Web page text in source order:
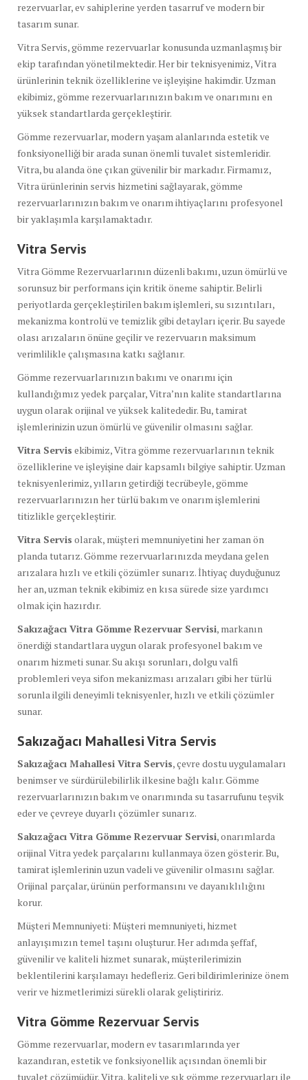
rezervuarlar, ev sahiplerine yerden tasarruf ve modern bir
tasarım sunar.
Vitra Servis, gömme rezervuarlar konusunda uzmanlaşmış bir
ekip tarafından yönetilmektedir. Her bir teknisyenimiz, Vitra
ürünlerinin teknik özelliklerine ve işleyişine hakimdir. Uzman
ekibimiz, gömme rezervuarlarınızın bakım ve onarımını en
yüksek standartlarda gerçekleştirir.
Gömme rezervuarlar, modern yaşam alanlarında estetik ve
fonksiyonelliği bir arada sunan önemli tuvalet sistemleridir.
Vitra, bu alanda öne çıkan güvenilir bir markadır. Firmamız,
Vitra ürünlerinin servis hizmetini sağlayarak, gömme
rezervuarlarınızın bakım ve onarım ihtiyaçlarını profesyonel
bir yaklaşımla karşılamaktadır.
Vitra Servis
Vitra Gömme Rezervuarlarının düzenli bakımı, uzun ömürlü ve
sorunsuz bir performans için kritik öneme sahiptir. Belirli
periyotlarda gerçekleştirilen bakım işlemleri, su sızıntıları,
mekanizma kontrolü ve temizlik gibi detayları içerir. Bu sayede
olası arızaların önüne geçilir ve rezervuarın maksimum
verimlilikle çalışmasına katkı sağlanır.
Gömme rezervuarlarınızın bakımı ve onarımı için
kullandığımız yedek parçalar, Vitra’nın kalite standartlarına
uygun olarak orijinal ve yüksek kalitededir. Bu, tamirat
işlemlerinizin uzun ömürlü ve güvenilir olmasını sağlar.
Vitra Servis ekibimiz, Vitra gömme rezervuarlarının teknik
özelliklerine ve işleyişine dair kapsamlı bilgiye sahiptir. Uzman
teknisyenlerimiz, yılların getirdiği tecrübeyle, gömme
rezervuarlarınızın her türlü bakım ve onarım işlemlerini
titizlikle gerçekleştirir.
Vitra Servis olarak, müşteri memnuniyetini her zaman ön
planda tutarız. Gömme rezervuarlarınızda meydana gelen
arızalara hızlı ve etkili çözümler sunarız. İhtiyaç duyduğunuz
her an, uzman teknik ekibimiz en kısa sürede size yardımcı
olmak için hazırdır.
Sakızağacı Vitra Gömme Rezervuar Servisi, markanın
önerdiği standartlara uygun olarak profesyonel bakım ve
onarım hizmeti sunar. Su akışı sorunları, dolgu valfi
problemleri veya sifon mekanizması arızaları gibi her türlü
sorunla ilgili deneyimli teknisyenler, hızlı ve etkili çözümler
sunar.
Sakızağacı Mahallesi Vitra Servis
Sakızağacı Mahallesi Vitra Servis, çevre dostu uygulamaları
benimser ve sürdürülebilirlik ilkesine bağlı kalır. Gömme
rezervuarlarınızın bakım ve onarımında su tasarrufunu teşvik
eder ve çevreye duyarlı çözümler sunarız.
Sakızağacı Vitra Gömme Rezervuar Servisi, onarımlarda
orijinal Vitra yedek parçalarını kullanmaya özen gösterir. Bu,
tamirat işlemlerinin uzun vadeli ve güvenilir olmasını sağlar.
Orijinal parçalar, ürünün performansını ve dayanıklılığını
korur.
Müşteri Memnuniyeti: Müşteri memnuniyeti, hizmet
anlayışımızın temel taşını oluşturur. Her adımda şeffaf,
güvenilir ve kaliteli hizmet sunarak, müşterilerimizin
beklentilerini karşılamayı hedefleriz. Geri bildirimlerinize önem
verir ve hizmetlerimizi sürekli olarak geliştiririz.
Vitra Gömme Rezervuar Servis
Gömme rezervuarlar, modern ev tasarımlarında yer
kazandıran, estetik ve fonksiyonellik açısından önemli bir
tuvalet çözümüdür. Vitra, kaliteli ve şık gömme rezervuarları ile